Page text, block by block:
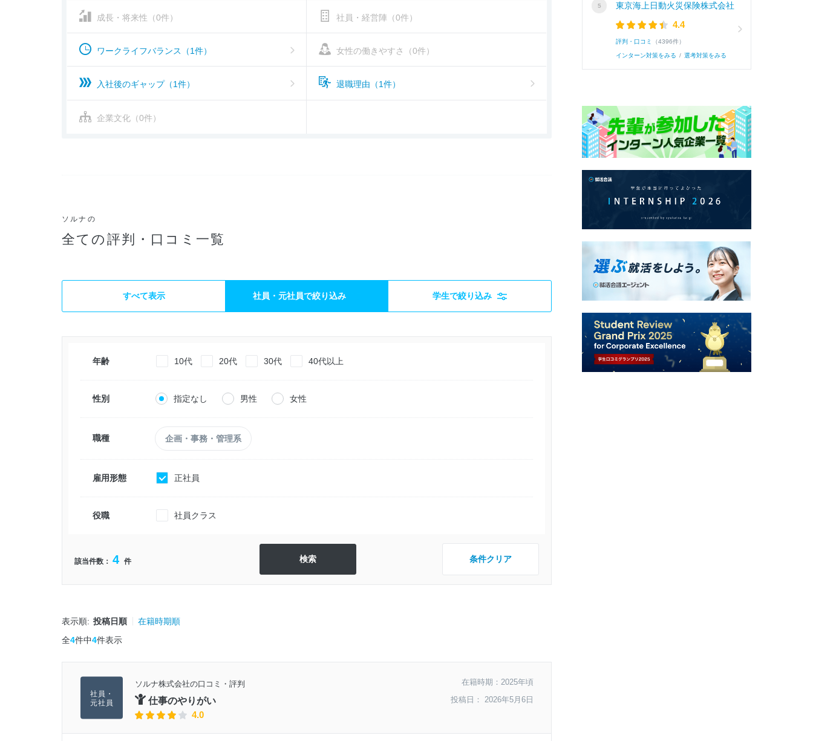
成長・将来性（0件） 社員・経営陣（0件）
ワークライフバランス（1件） 女性の働きやすさ（0件）
入社後のギャップ（1件） 退職理由（1件）
企業文化（0件）
ソルナの
全ての評判・口コミ一覧
すべて表示 社員・元社員で絞り込み 学生で絞り込み
年齢 10代 20代 30代 40代以上
性別 指定なし 男性 女性
職種 企画・事務・管理系
雇用形態 正社員
役職 社員クラス
該当件数： 4 件 条件クリア
表示順: 投稿日順
在籍時期順
全4件中4件表示
ソルナ株式会社の口コミ・評判
仕事のやりがい
4.0
在籍時期：2025年頃
投稿日： 2026年5月6日
東京海上日動火災保険株式会社
4.4
評判・口コミ （4396件）
インターン対策をみる / 選考対策をみる